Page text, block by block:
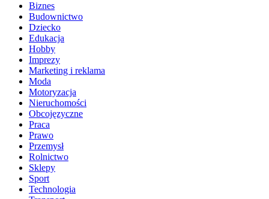
Biznes
Budownictwo
Dziecko
Edukacja
Hobby
Imprezy
Marketing i reklama
Moda
Motoryzacja
Nieruchomości
Obcojęzyczne
Praca
Prawo
Przemysł
Rolnictwo
Sklepy
Sport
Technologia